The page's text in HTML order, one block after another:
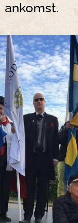
ankomst.